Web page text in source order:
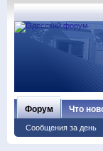
Форум
Сообщения за день
Что